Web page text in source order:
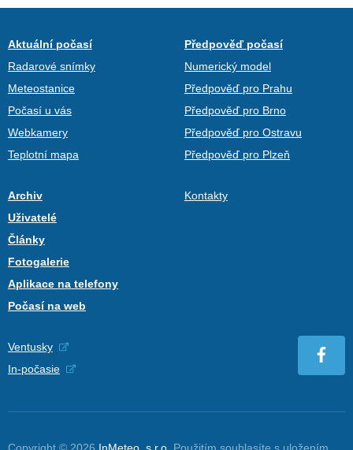
Aktuální počasí
Radarové snímky
Meteostanice
Počasí u vás
Webkamery
Teplotní mapa
Předpověď počasí
Numerický model
Předpověď pro Prahu
Předpověď pro Brno
Předpověď pro Ostravu
Předpověď pro Plzeň
Archiv
Uživatelé
Články
Fotogalerie
Aplikace na telefony
Počasí na web
Kontakty
Ventusky
In-počasie
Copyright © 2026 InMeteo, s.r.o. Použitím souhlasíte s uložením